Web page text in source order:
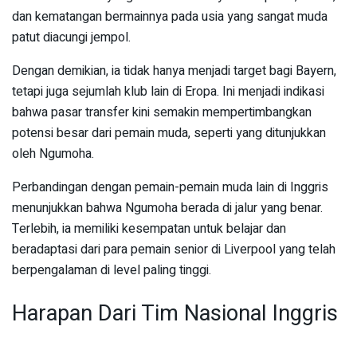
dan kematangan bermainnya pada usia yang sangat muda
patut diacungi jempol.
Dengan demikian, ia tidak hanya menjadi target bagi Bayern,
tetapi juga sejumlah klub lain di Eropa. Ini menjadi indikasi
bahwa pasar transfer kini semakin mempertimbangkan
potensi besar dari pemain muda, seperti yang ditunjukkan
oleh Ngumoha.
Perbandingan dengan pemain-pemain muda lain di Inggris
menunjukkan bahwa Ngumoha berada di jalur yang benar.
Terlebih, ia memiliki kesempatan untuk belajar dan
beradaptasi dari para pemain senior di Liverpool yang telah
berpengalaman di level paling tinggi.
Harapan Dari Tim Nasional Inggris